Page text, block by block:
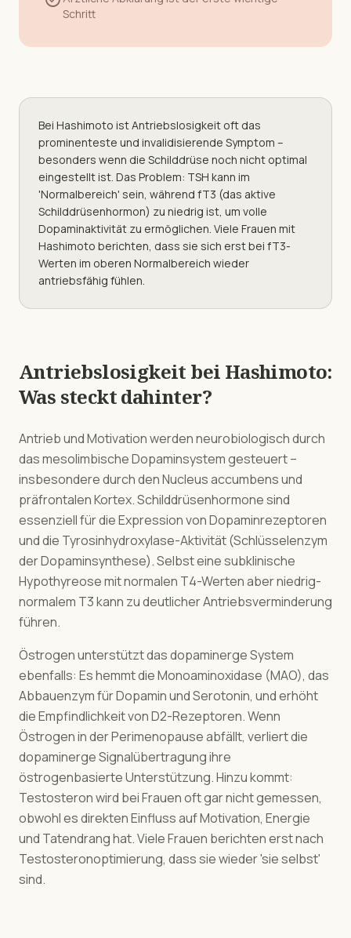
Schritt
Bei Hashimoto ist Antriebslosigkeit oft das
prominenteste und invalidisierende Symptom –
besonders wenn die Schilddrüse noch nicht optimal
eingestellt ist. Das Problem: TSH kann im
'Normalbereich' sein, während fT3 (das aktive
Schilddrüsenhormon) zu niedrig ist, um volle
Dopaminaktivität zu ermöglichen. Viele Frauen mit
Hashimoto berichten, dass sie sich erst bei fT3-
Werten im oberen Normalbereich wieder
antriebsfähig fühlen.
Antriebslosigkeit bei Hashimoto:
Was steckt dahinter?
Antrieb und Motivation werden neurobiologisch durch
das mesolimbische Dopaminsystem gesteuert –
insbesondere durch den Nucleus accumbens und
präfrontalen Kortex. Schilddrüsenhormone sind
essenziell für die Expression von Dopaminrezeptoren
und die Tyrosinhydroxylase-Aktivität (Schlüsselenzym
der Dopaminsynthese). Selbst eine subklinische
Hypothyreose mit normalen T4-Werten aber niedrig-
normalem T3 kann zu deutlicher Antriebsverminderung
führen.
Östrogen unterstützt das dopaminerge System
ebenfalls: Es hemmt die Monoaminoxidase (MAO), das
Abbauenzym für Dopamin und Serotonin, und erhöht
die Empfindlichkeit von D2-Rezeptoren. Wenn
Östrogen in der Perimenopause abfällt, verliert die
dopaminerge Signalübertragung ihre
östrogenbasierte Unterstützung. Hinzu kommt:
Testosteron wird bei Frauen oft gar nicht gemessen,
obwohl es direkten Einfluss auf Motivation, Energie
und Tatendrang hat. Viele Frauen berichten erst nach
Testosteronoptimierung, dass sie wieder 'sie selbst'
sind.